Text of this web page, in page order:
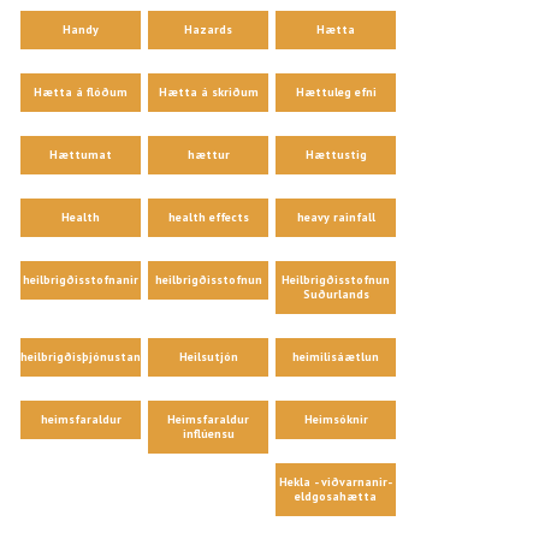
Handy Hazards Hætta
Hætta á flóðum Hætta á skriðum Hættuleg efni
Hættumat hættur Hættustig
Health health effects heavy rainfall
heilbrigðisstofnanir heilbrigðisstofnun
Heilbrigðisstofnun
Suðurlands
heilbrigðisþjónustan Heilsutjón heimilisáætlun
heimsfaraldur
Heimsfaraldur
inflúensu
Heimsóknir
Hekla - viðvarnanir-
eldgosahætta